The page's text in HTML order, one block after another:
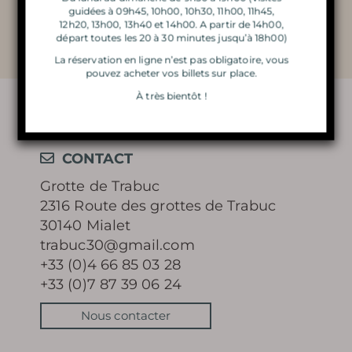
L’ATELIER DU PETIT
GÉOLOGUE
LA MAGIE DES LUMIÈRES
DE NOËL
En apprendre
plus
pleine métamorphose.
CONTACT
Grotte de Trabuc
2316 Route des grottes de Trabuc
30140 Mialet
trabuc30@gmail.com
+33 (0)4 66 85 03 28
+33 (0)7 87 39 06 24
Nous contacter
guidées à 09h45, 10h00, 10h30, 11h00, 11h45,
12h20, 13h00, 13h40 et 14h00. A partir de 14h00,
départ toutes les 20 à 30 minutes jusqu’à 18h00)
La réservation en ligne n’est pas obligatoire, vous
pouvez acheter vos billets sur place.
À très bientôt !